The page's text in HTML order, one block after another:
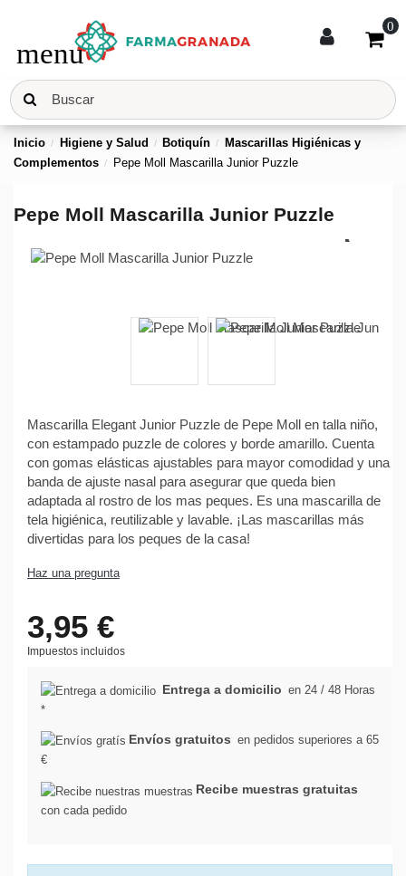
menu
0
Inicio Higiene y Salud Botiquín
Mascarillas Higiénicas y
Complementos
Pepe Moll Mascarilla Junior Puzzle
Pepe Moll Mascarilla Junior Puzzle
Mascarilla Elegant Junior Puzzle de Pepe Moll en talla niño,
con estampado puzzle de colores y borde amarillo. Cuenta
con gomas elásticas ajustables para mayor comodidad y una
banda de ajuste nasal para asegurar que queda bien
adaptada al rostro de los mas peques. Es una mascarilla de
tela higiénica, reutilizable y lavable. ¡Las mascarillas más
divertidas para los peques de la casa!
Haz una pregunta
3,95 €
Impuestos incluidos
Entrega a domicilio en 24 / 48 Horas
*
Envíos gratuitos en pedidos superiores a 65
€
Recibe muestras gratuitas
con cada pedido